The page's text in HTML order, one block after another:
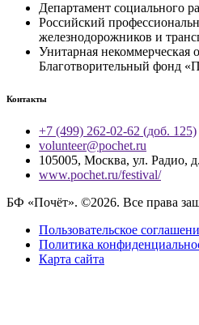
Департамент социального
Российский
железнодорожников и
Унитарная некоммерческая
Благотворительный фонд
Контакты
+7 (499) 262-02-62 (доб. 125)
volunteer@pochet.ru
105005, Москва, ул. Радио,
www.pochet.ru/festival/
БФ «Почёт». ©2026. Все права
Пользовательское
Политика
Карта сайта